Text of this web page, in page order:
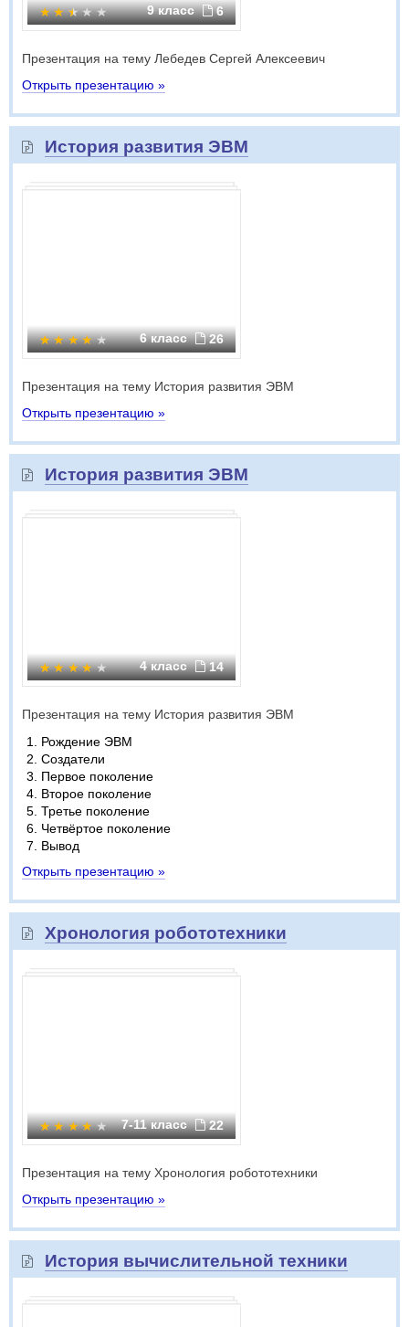
9 класс 6
Презентация на тему Лебедев Сергей Алексеевич
Открыть презентацию »
История развития ЭВМ
6 класс 26
Презентация на тему История развития ЭВМ
Открыть презентацию »
История развития ЭВМ
4 класс 14
Презентация на тему История развития ЭВМ
Рождение ЭВМ
Создатели
Первое поколение
Второе поколение
Третье поколение
Четвёртое поколение
Вывод
Открыть презентацию »
Хронология робототехники
7-11 класс 22
Презентация на тему Хронология робототехники
Открыть презентацию »
История вычислительной техники